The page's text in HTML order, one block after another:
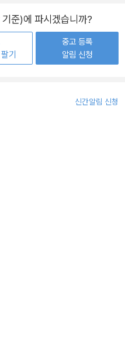
기준)에 파시겠습니까?
기
중고 등록
알림 신청
신간알림 신청